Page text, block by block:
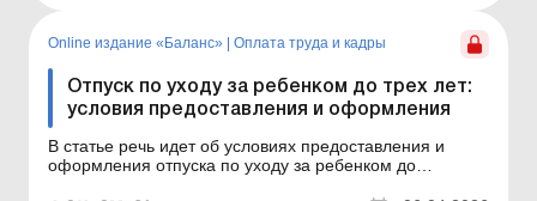
Online издание «Баланс» | Оплата труда и кадры
Отпуск по уходу за ребенком до трех лет:
условия предоставления и оформления
В статье речь идет об условиях предоставления и
оформления отпуска по уходу за ребенком до